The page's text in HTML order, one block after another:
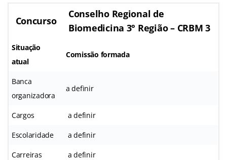
Concurso
Conselho Regional de
Biomedicina 3° Região – CRBM 3
Situação
atual
Comissão formada
Banca
organizadora
a definir
Cargos a definir
Escolaridade a definir
Carreiras a definir